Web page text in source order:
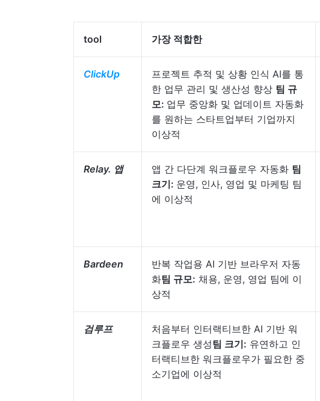
tool 가장 적합한
ClickUp
프로젝트 추적 및 상황 인식 AI를 통
한 업무 관리 및 생산성 향상 팀 규
모: 업무 중앙화 및 업데이트 자동화
를 원하는 스타트업부터 기업까지
이상적
Relay. 앱 앱 간 다단계 워크플로우 자동화 팀
크기: 운영, 인사, 영업 및 마케팅 팀
에 이상적
Bardeen
반복 작업용 AI 기반 브라우저 자동
화팀 규모: 채용, 운영, 영업 팀에 이
상적
검루프
처음부터 인터랙티브한 AI 기반 워
크플로우 생성팀 크기: 유연하고 인
터랙티브한 워크플로우가 필요한 중
소기업에 이상적